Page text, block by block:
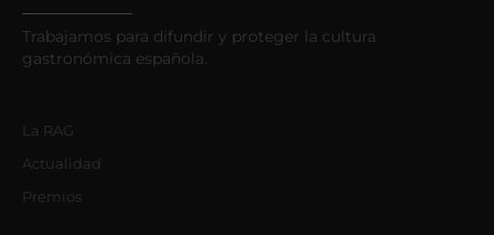
Trabajamos para difundir y proteger la cultura
gastronómica española.
La RAG
Actualidad
Premios